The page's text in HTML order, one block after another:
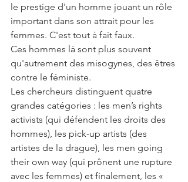
le prestige d'un homme jouant un rôle
important dans son attrait pour les
femmes. C'est tout à fait faux.
Ces hommes là sont plus souvent
qu'autrement des misogynes, des êtres
contre le féministe.
Les chercheurs distinguent quatre
grandes catégories : les men’s rights
activists (qui défendent les droits des
hommes), les pick-up artists (des
artistes de la drague), les men going
their own way (qui prônent une rupture
avec les femmes) et finalement, les «